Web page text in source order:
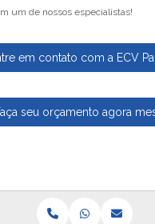
um de nossos especialistas!
em contato com a ECV
seu orçamento agora